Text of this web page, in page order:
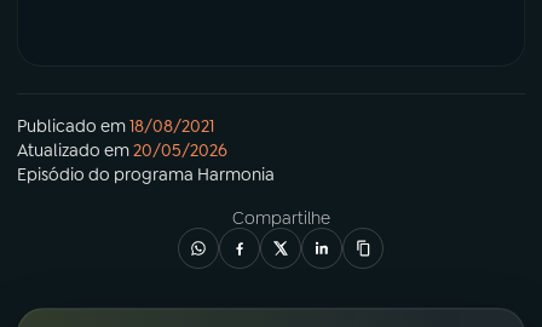
Publicado em18/08/2021
Atualizado em20/05/2026
Episódio do programa Harmonia
Compartilhe